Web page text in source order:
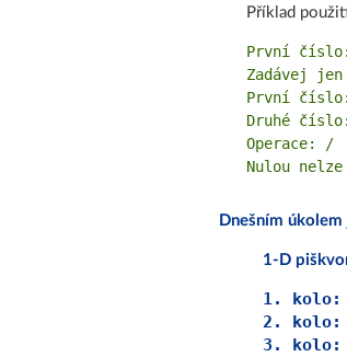
Příklad
První
Zadávej
První
Druhé
Operace: /
Dnešním
1-D
1.
2.
3.